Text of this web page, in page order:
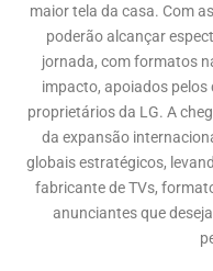
maior tela da casa. Com
poderão alcançar
jornada, com formatos
impacto, apoiados
proprietários da LG. A
da expansão
globais estratégicos,
fabricante de TVs,
anunciantes que